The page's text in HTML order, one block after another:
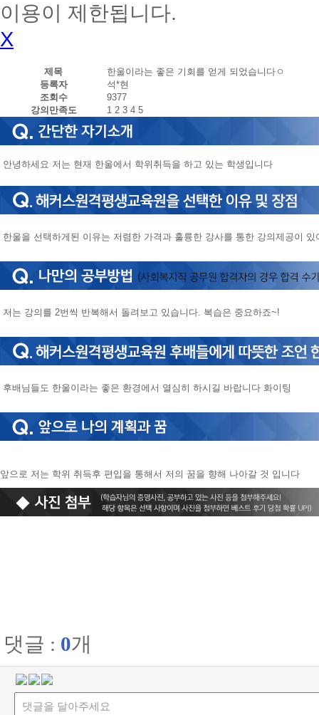
이용이 제한됩니다.
X
제목
한울이라는 좋은 기회를 얻게 되었습니다ㅇ
등록자
석*현
조회수
9377
강의만족도
1 2 3 4 5
안녕하세요 저는 현재 한울에서 학위취득을 하고 있는 학생입니다
한울을 선택하게된 이유는 저렴한 가격과 훌륭한 강사를 통한 강의제공이 있
저는 강의를 2번씩 반복해서 돌려보고 있습니다. 복습은 중요하죠~!
후배님들도 한울이라는 좋은 환경에서 열심히 하시길 바랍니다 화이팅
앞으로 저는 학위 취득후 편입을 통해서 저의 꿈을 향해 나아갈 것 입니다
댓글 : 0개